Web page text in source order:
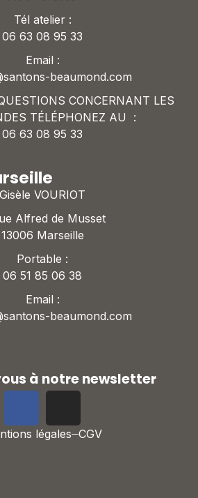
Tél atelier :
06 63 08 95 33
Email :
beaumond.com
CONCERNANT LES
TÉLÉPHONEZ AU :
06 63 08 95 33
Gisèle VOURIOT
Alfred de Musset
13006 Marseille
Portable :
06 51 85 06 38
Email :
beaumond.com
à notre newsletter
légales CGV